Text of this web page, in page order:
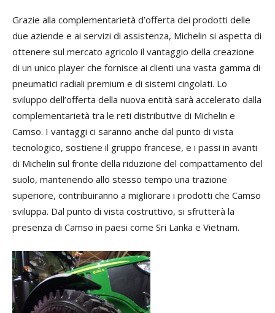
Grazie alla complementarietà d’offerta dei prodotti delle
due aziende e ai servizi di assistenza, Michelin si aspetta di
ottenere sul mercato agricolo il vantaggio della creazione
di un unico player che fornisce ai clienti una vasta gamma di
pneumatici radiali premium e di sistemi cingolati. Lo
sviluppo dell’offerta della nuova entità sarà accelerato dalla
complementarietà tra le reti distributive di Michelin e
Camso. I vantaggi ci saranno anche dal punto di vista
tecnologico, sostiene il gruppo francese, e i passi in avanti
di Michelin sul fronte della riduzione del compattamento del
suolo, mantenendo allo stesso tempo una trazione
superiore, contribuiranno a migliorare i prodotti che Camso
sviluppa. Dal punto di vista costruttivo, si sfrutterà la
presenza di Camso in paesi come Sri Lanka e Vietnam.